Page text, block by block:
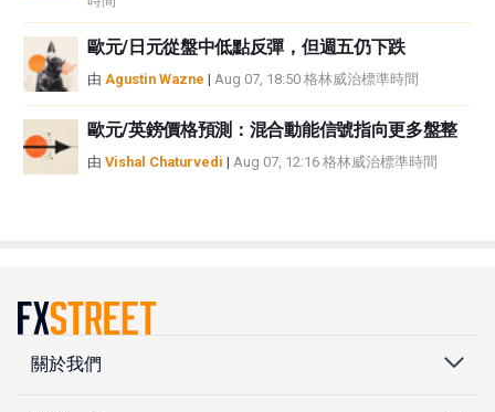
歐元/日元從盤中低點反彈，但週五仍下跌
由 Agustin Wazne | Aug 07, 18:50 格林威治標準時間
歐元/英鎊價格預測：混合動能信號指向更多盤整
由 Vishal Chaturvedi | Aug 07, 12:16 格林威治標準時間
關於我們